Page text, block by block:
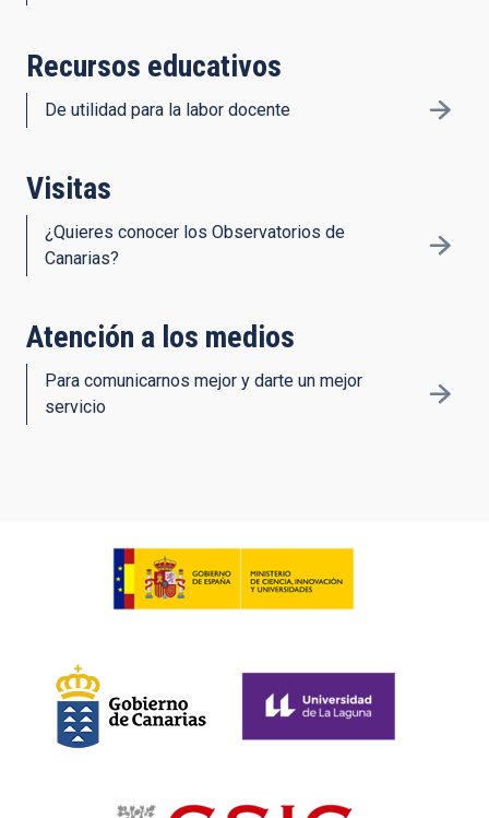
Recursos educativos
De utilidad para la labor docente
Visitas
¿Quieres conocer los Observatorios de
Canarias?
Atención a los medios
Para comunicarnos mejor y darte un mejor
servicio